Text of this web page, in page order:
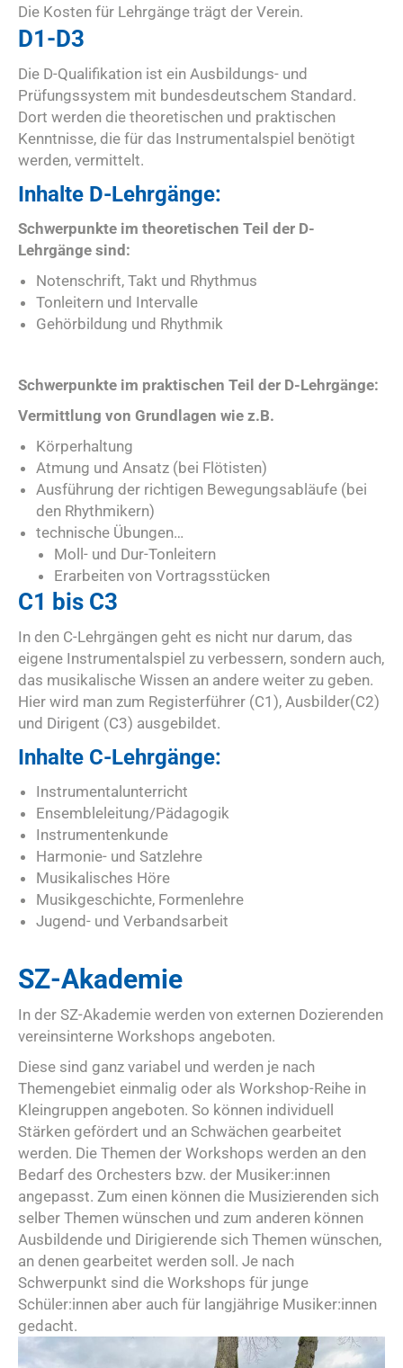
Die Kosten für Lehrgänge trägt der Verein.
D1-D3
Die D-Qualifikation ist ein Ausbildungs- und
Prüfungssystem mit bundesdeutschem Standard.
Dort werden die theoretischen und praktischen
Kenntnisse, die für das Instrumentalspiel benötigt
werden, vermittelt.
Inhalte D-Lehrgänge:
Schwerpunkte im theoretischen Teil der D-
Lehrgänge sind:
Notenschrift, Takt und Rhythmus
Tonleitern und Intervalle
Gehörbildung und Rhythmik
Schwerpunkte im praktischen Teil der D-Lehrgänge:
Vermittlung von Grundlagen wie z.B.
Körperhaltung
Atmung und Ansatz (bei Flötisten)
Ausführung der richtigen Bewegungsabläufe (bei
den Rhythmikern)
technische Übungen…
Moll- und Dur-Tonleitern
Erarbeiten von Vortragsstücken
C1 bis C3
In den C-Lehrgängen geht es nicht nur darum, das
eigene Instrumentalspiel zu verbessern, sondern auch,
das musikalische Wissen an andere weiter zu geben.
Hier wird man zum Registerführer (C1), Ausbilder(C2)
und Dirigent (C3) ausgebildet.
Inhalte C-Lehrgänge:
Instrumentalunterricht
Ensembleleitung/Pädagogik
Instrumentenkunde
Harmonie- und Satzlehre
Musikalisches Höre
Musikgeschichte, Formenlehre
Jugend- und Verbandsarbeit
SZ-Akademie
In der SZ-Akademie werden von externen Dozierenden
vereinsinterne Workshops angeboten.
Diese sind ganz variabel und werden je nach
Themengebiet einmalig oder als Workshop-Reihe in
Kleingruppen angeboten. So können individuell
Stärken gefördert und an Schwächen gearbeitet
werden. Die Themen der Workshops werden an den
Bedarf des Orchesters bzw. der Musiker:innen
angepasst. Zum einen können die Musizierenden sich
selber Themen wünschen und zum anderen können
Ausbildende und Dirigierende sich Themen wünschen,
an denen gearbeitet werden soll. Je nach
Schwerpunkt sind die Workshops für junge
Schüler:innen aber auch für langjährige Musiker:innen
gedacht.